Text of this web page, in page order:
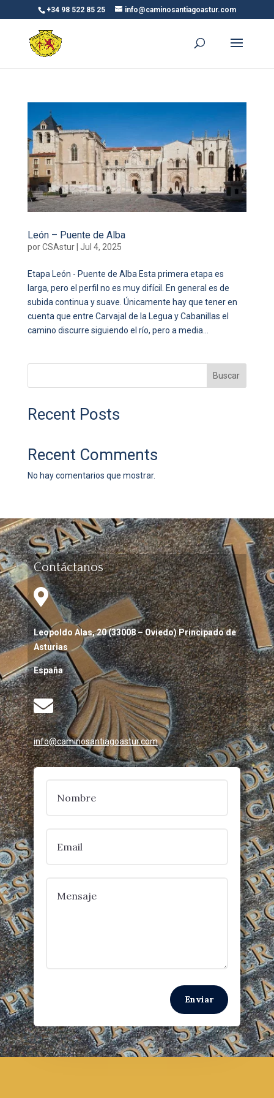
+34 98 522 85 25 info@caminosantiagoastur.com
León – Puente de Alba
porCSAstur| Jul 4, 2025
Etapa León - Puente de Alba Esta primera etapa es
larga, pero el perfil no es muy difícil. En general es de
subida continua y suave. Únicamente hay que tener en
cuenta que entre Carvajal de la Legua y Cabanillas el
camino discurre siguiendo el río, pero a media...
Buscar
Recent Posts
Recent Comments
No hay comentarios que mostrar.
Contáctanos

Leopoldo Alas, 20 (33008 – Oviedo) Principado de
Asturias
España

info@caminosantiagoastur.com
Enviar